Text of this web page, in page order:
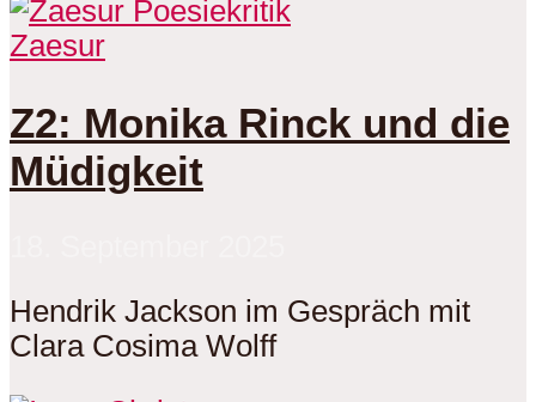
Zaesur
Z2: Monika Rinck und die
Müdigkeit
Hendrik Jackson im Gespräch mit
Clara Cosima Wolff